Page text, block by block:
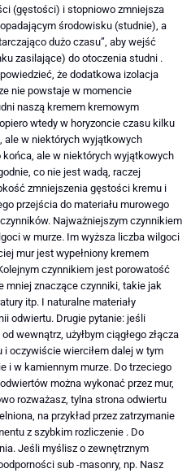
(gęstości) i stopniowo zmniejsza
środowisku (studnie), a
dużo czasu”, aby wejść
zasilające) do otoczenia studni .
że dodatkowa izolacja
nie powstaje w momencie
naszą kremem kremowym
wtedy w horyzoncie czasu kilku
ale w niektórych wyjątkowych
końca, ale w niektórych wyjątkowych
co nie jest wadą, raczej
zmniejszenia gęstości kremu i
przejścia do materiału murowego
Najważniejszym czynnikiem
w murze. Im wyższa liczba wilgoci
mur jest wypełniony kremem
czynnikiem jest porowatość
mniej znaczące czynniki, takie jak
itp. I naturalne materiały
odwiertu. Drugie pytanie: jeśli
wewnątrz, użyłbym ciągłego złącza
i oczywiście wierciłem dalej w tym
i w kamiennym murze. Do trzeciego
można wykonać przez mur,
rozważasz, tylna strona odwiertu
na przykład przez zatrzymanie
z szybkim rozliczenie . Do
Jeśli myślisz o zewnętrznym
sub -masonry, np. Nasz